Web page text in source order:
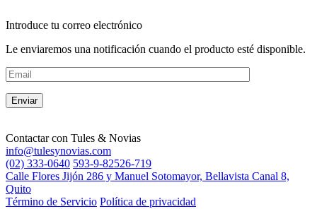
Introduce tu correo electrónico
Le enviaremos una notificación cuando el producto esté disponible.
Contactar con Tules & Novias
info@tulesynovias.com
(02) 333-0640 593-9-82526-719
Calle Flores Jijón 286 y Manuel Sotomayor, Bellavista Canal 8,
Quito
Término de Servicio Política de privacidad